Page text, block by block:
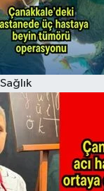
Sağlık